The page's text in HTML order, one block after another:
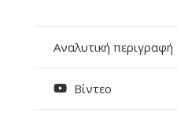
Αναλυτική περιγραφή
Βίντεο